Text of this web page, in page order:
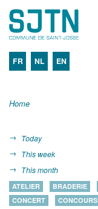
FR NL EN
Home
Today
This week
This month
ATELIER BRADERIE
CONCERT
CONCOURS